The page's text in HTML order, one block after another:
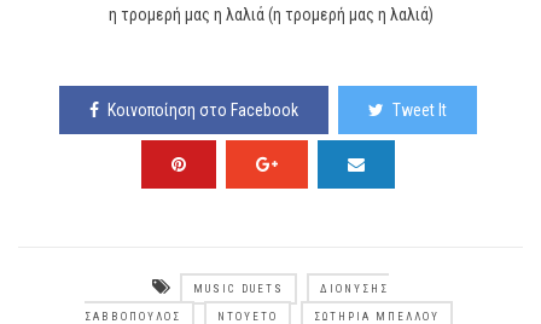
η τρομερή μας η λαλιά (η τρομερή μας η λαλιά)
Κοινοποίηση στο Facebook Tweet It
MUSIC DUETS ΔΙΟΝΎΣΗΣ
ΣΑΒΒΌΠΟΥΛΟΣ ΝΤΟΥΈΤΟ ΣΩΤΗΡΙΑ ΜΠΈΛΛΟΥ